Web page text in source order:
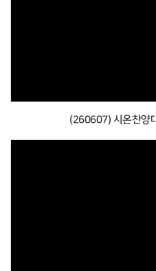
(260607) 시온찬양